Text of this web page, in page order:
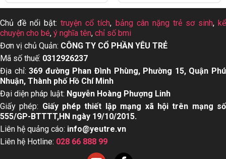
Chủ đề nổi bật:truyện cổ tích, bảng cân nặng trẻ sơ sinh,kể
chuyện cho bé, ý nghĩa tên, chỉ số bmi
Đơn vị chủ Quản: CÔNG TY CỔ PHẦN YÊU TRẺ
Mã số thuế: 0312926237
Địa chỉ:369 đường Phan Đình Phùng, Phường 15, Quận Phú
Nhuận, Thành phố Hồ Chí Minh
Đại diện pháp luật: Nguyễn Hoàng Phượng Linh
Giấy phép: Giấy phép thiết lập mạng xã hội trên mạng số
555/GP-BTTTT,HN ngày 19/10/2015.
Liên hệ quảng cáo: info@yeutre.vn
Liên hệ Hotline: 028 66 888 99